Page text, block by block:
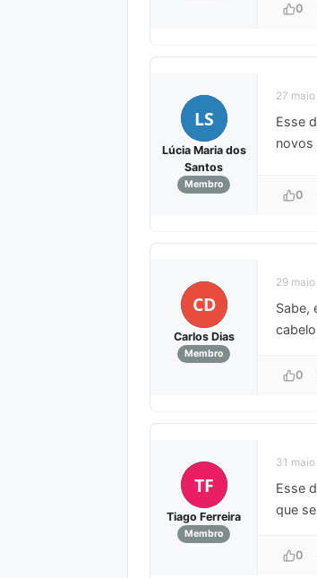
0
LS
Lúcia Maria dos
Santos
Membro
27
Esse
novos
0
CD
Carlos Dias
Membro
29
Sabe,
0
TF
Tiago Ferreira
Membro
31
Esse
que
0